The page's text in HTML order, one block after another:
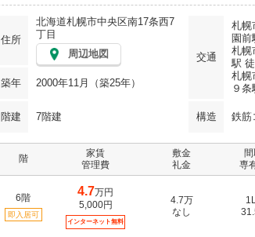
住所
北海道札幌市中央区南17条西7
丁目
周辺地図
交通
札幌
園前
札幌
駅
札幌
９
築年 2000年11月（築25年）
階建 7階建 構造 鉄筋
階
家賃
管理費
敷金
礼金
間
専
6階
即入居可
4.7万円
5,000円
インターネット無料
4.7万
なし